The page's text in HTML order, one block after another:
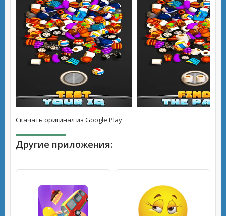
Скачать оригинал из Google Play
Другие приложения: